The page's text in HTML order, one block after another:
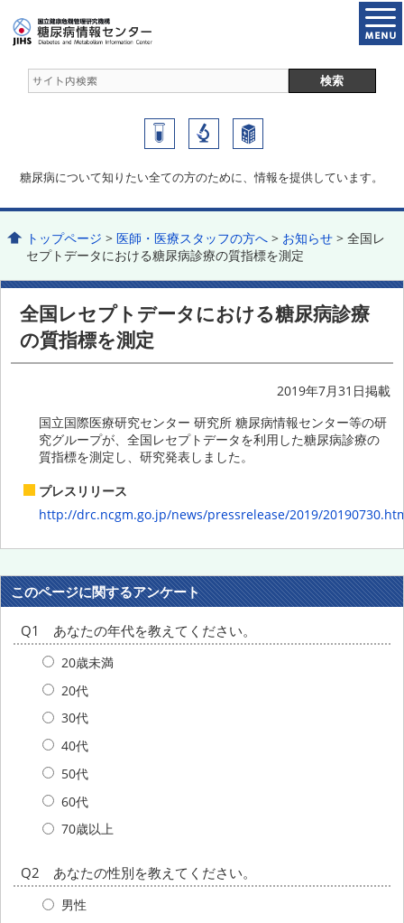
糖尿病について知りたい全ての方のために、情報を提供しています。
トップページ >医師・医療スタッフの方へ > お知らせ > 全国レ
セプトデータにおける糖尿病診療の質指標を測定
全国レセプトデータにおける糖尿病診療
の質指標を測定
2019年7月31日掲載
国立国際医療研究センター 研究所 糖尿病情報センター等の研
究グループが、全国レセプトデータを利用した糖尿病診療の
質指標を測定し、研究発表しました。
プレスリリース
http://drc.ncgm.go.jp/news/pressrelease/2019/
このページに関するアンケート
Q1 あなたの年代を教えてください。
20歳未満
20代
30代
40代
50代
60代
70歳以上
Q2 あなたの性別を教えてください。
男性